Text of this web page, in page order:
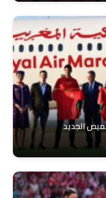
الجديد